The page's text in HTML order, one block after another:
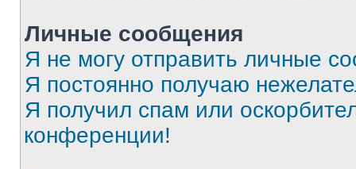
Личные сообщения
Я не могу отправить личные
Я постоянно получаю
Я получил спам или
конференции!